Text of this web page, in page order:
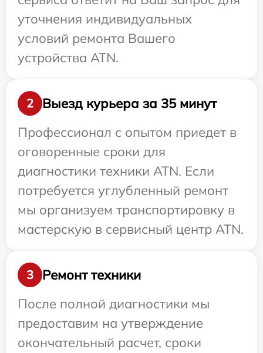
уточнения индивидуальных
условий ремонта Вашего
устройства ATN.
2
Выезд курьера за 35 минут
Профессионал с опытом приедет в
оговоренные сроки для
диагностики техники ATN. Если
потребуется углубленный ремонт
мы организуем транспортировку в
мастерскую в сервисный центр ATN.
3
Ремонт техники
После полной диагностики мы
предоставим на утверждение
окончательный расчет, сроки